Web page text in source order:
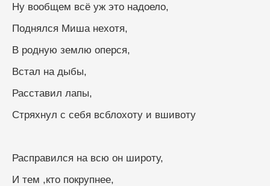
Ну вообщем всё уж это надоело,
Поднялся Миша нехотя,
В родную землю оперся,
Встал на дыбы,
Расставил лапы,
Стряхнул с себя всблохоту и вшивоту
Расправился на всю он широту,
И тем ,кто покрупнее,